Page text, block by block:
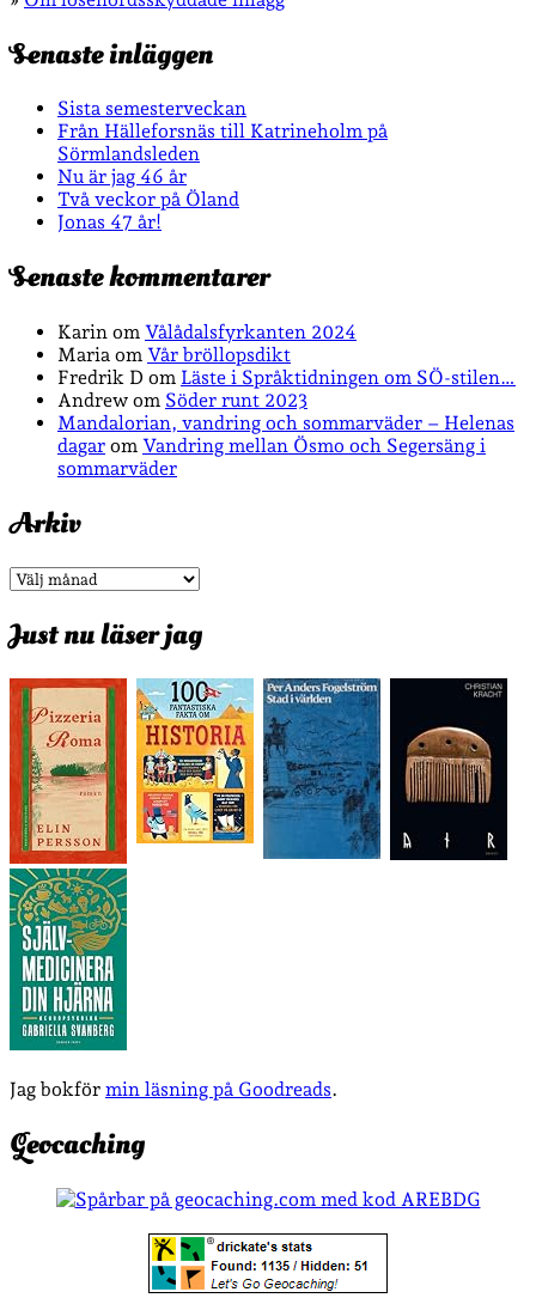
Senaste inläggen
Sista semesterveckan
Från Hälleforsnäs till Katrineholm på
Sörmlandsleden
Nu är jag 46 år
Två veckor på Öland
Jonas 47 år!
Senaste kommentarer
Karin om Vålådalsfyrkanten 2024
Maria om Vår bröllopsdikt
Fredrik D om Läste i Språktidningen om SÖ-stilen…
Andrew om Söder runt 2023
Mandalorian, vandring och sommarväder – Helenas
dagar om Vandring mellan Ösmo och Segersäng i
sommarväder
Arkiv
Arkiv
Just nu läser jag
Jag bokför min läsning på Goodreads.
Geocaching